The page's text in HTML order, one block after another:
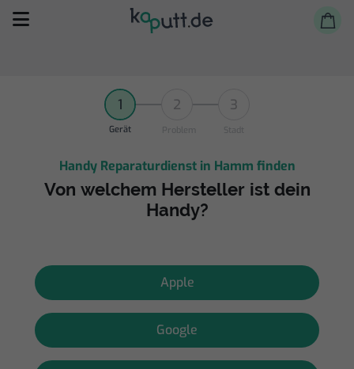
Selbst reparieren
Reparieren lassen
Shop
1
Gerät
2
Problem
3
Handy Reparaturdienst in Hamm finden
Von welchem Hersteller ist dein
Handy?
Apple
Google